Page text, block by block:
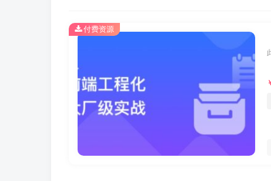
付费资源